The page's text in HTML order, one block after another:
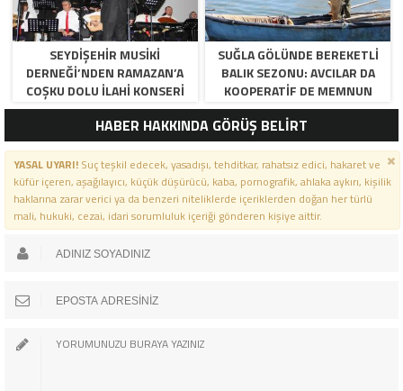
SEYDIŞEHIR MUSIKI
DERNEĞI’NDEN RAMAZAN’A
COŞKU DOLU İLAHI KONSERI
SUĞLA GÖLÜNDE BEREKETLI
BALIK SEZONU: AVCILAR DA
KOOPERATIF DE MEMNUN
HABER HAKKINDA GÖRÜŞ BELİRT
YASAL UYARI!Suç teşkil edecek, yasadışı, tehditkar, rahatsız edici, hakaret ve
küfür içeren, aşağılayıcı, küçük düşürücü, kaba, pornografik, ahlaka aykırı, kişilik
haklarına zarar verici ya da benzeri niteliklerde içeriklerden doğan her türlü
mali, hukuki, cezai, idari sorumluluk içeriği gönderen kişiye aittir.